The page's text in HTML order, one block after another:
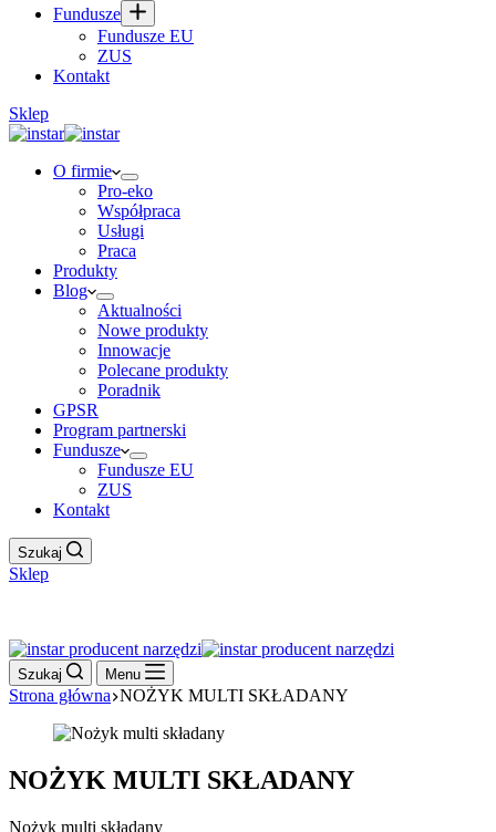
Fundusze
Fundusze EU
ZUS
Kontakt
Sklep
O firmie
Pro-eko
Współpraca
Usługi
Praca
Produkty
Blog
Aktualności
Nowe produkty
Innowacje
Polecane produkty
Poradnik
GPSR
Program partnerski
Fundusze
Fundusze EU
ZUS
Kontakt
Szukaj
Sklep
Szukaj Menu
Strona główna NOŻYK MULTI SKŁADANY
NOŻYK MULTI SKŁADANY
Nożyk multi składany